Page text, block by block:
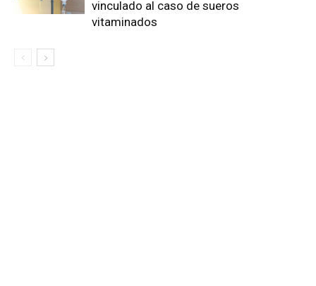
vinculado al caso de sueros
vitaminados